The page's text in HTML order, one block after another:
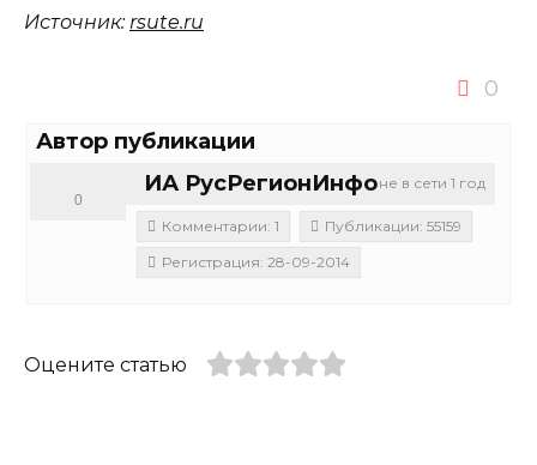
Источник: rsute.ru
0
Автор публикации
не в сети 1 год
ИА РусРегионИнфо
0
Комментарии: 1
Публикации: 55159
Регистрация: 28-09-2014
Оцените статью